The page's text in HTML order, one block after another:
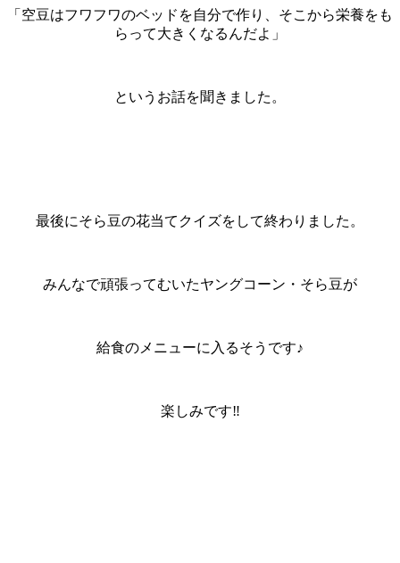
「空豆はフワフワのベッドを自分で作り、そこから栄養をも
らって大きくなるんだよ」
というお話を聞きました。
最後にそら豆の花当てクイズをして終わりました。
みんなで頑張ってむいたヤングコーン・そら豆が
給食のメニューに入るそうです♪
楽しみです‼